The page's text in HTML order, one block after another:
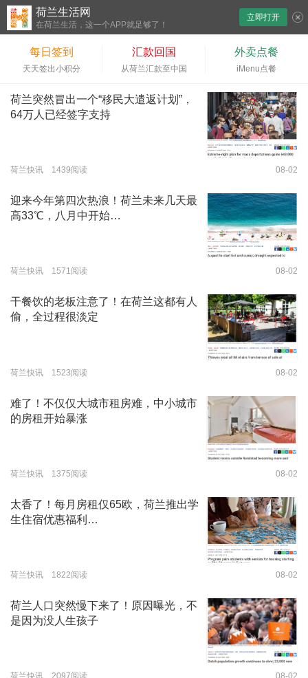
荷兰生活网
在荷兰生活，这一个APP就足够了！
立即打开
每日签到
天天签出小积分
汇款回国
从荷兰汇款至中国
外卖点餐
iMenu点餐
荷兰突然冒出一个“移民大遣返计划”，
64万人已经签字支持
荷兰快讯 1439阅读 08-02
迎来今年第四次热浪！荷兰未来几天最
高33℃，八月中开始…
荷兰快讯 1571阅读 08-02
干餐饮的老板注意了！在荷兰这都有人
偷，全过程很淡定
荷兰快讯 1523阅读 08-02
难了！不仅仅大城市租房难，中小城市
的房租开始暴涨
荷兰快讯 1375阅读 08-02
太香了！每月房租仅65欧，荷兰推出学
生住宿优惠福利…
荷兰快讯 1822阅读 08-02
荷兰人口突然慢下来了！原因曝光，不
是因为没人生孩子
荷兰快讯 2097阅读 08-02